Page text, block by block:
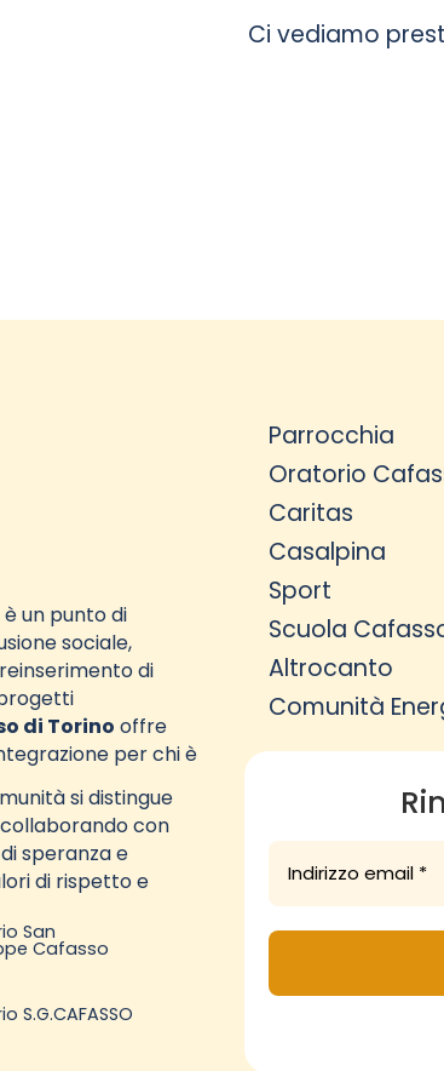
Ci vediamo
è un punto di
sociale,
di
di Torino offre
per chi è
si distingue
con
speranza e
di rispetto e
San
Cafasso
S.G.CAFASSO
Parrocchia
Oratorio
Caritas
Casalpina
Sport
Scuola
Altrocanto
Comunità